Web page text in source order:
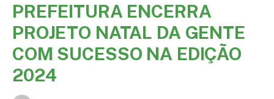
PREFEITURA ENCERRA
PROJETO NATAL DA GENTE
COM SUCESSO NA EDIÇÃO
2024